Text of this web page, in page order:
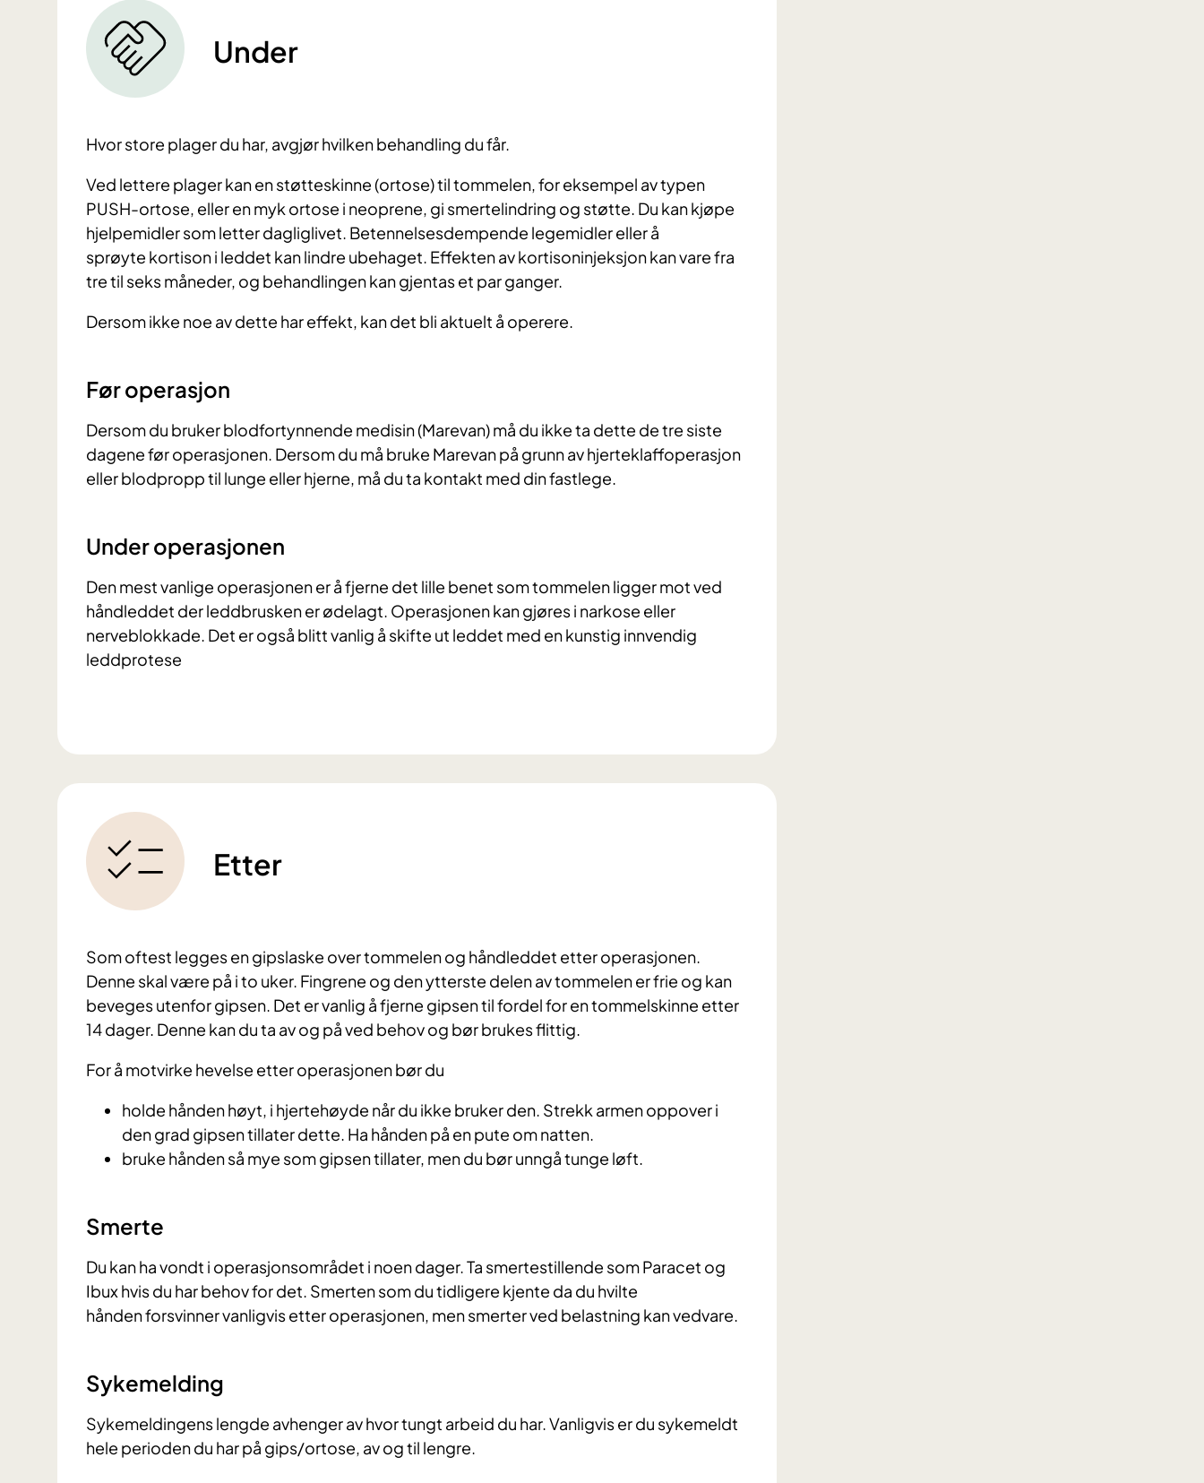
Under
Hvor store plager du har, avgjør hvilken behandling du får.
Ved lettere plager kan en støtteskinne (ortose) til tommelen, for eksempel av typen
PUSH-ortose, eller en myk ortose i neoprene, gi smertelindring og støtte. Du kan kjøpe
hjelpemidler som letter dagliglivet. Betennelsesdempende legemidler eller å
sprøyte kortison i leddet kan lindre ubehaget. Effekten av kortisoninjeksjon kan vare fra
tre til seks måneder, og behandlingen kan gjentas et par ganger.
Dersom ikke noe av dette har effekt, kan det bli aktuelt å operere.
Før operasjon
Dersom du bruker blodfortynnende medisin (Marevan) må du ikke ta dette de tre siste
dagene før operasjonen. Dersom du må bruke Marevan på grunn av hjerteklaffoperasjon
eller blodpropp til lunge eller hjerne, må du ta kontakt med din fastlege.
Under operasjonen
Den mest vanlige operasjonen er å fjerne det lille benet som tommelen ligger mot ved
håndleddet der leddbrusken er ødelagt. Operasjonen kan gjøres i narkose eller
nerveblokkade. Det er også blitt vanlig å skifte ut leddet med en kunstig innvendig
leddprotese
Etter
Som oftest legges en gipslaske over tommelen og håndleddet etter operasjonen.
Denne skal være på i to uker. Fingrene og den ytterste delen av tommelen er frie og kan
beveges utenfor gipsen. Det er vanlig å fjerne gipsen til fordel for en tommelskinne etter
14 dager. Denne kan du ta av og på ved behov og bør brukes flittig.
For å motvirke hevelse etter operasjonen bør du
holde hånden høyt, i hjertehøyde når du ikke bruker den. Strekk armen oppover i
den grad gipsen tillater dette. Ha hånden på en pute om natten.
bruke hånden så mye som gipsen tillater, men du bør unngå tunge løft.
Smerte
Du kan ha vondt i operasjonsområdet i noen dager. Ta smertestillende som Paracet og
Ibux hvis du har behov for det. Smerten som du tidligere kjente da du hvilte
hånden forsvinner vanligvis etter operasjonen, men smerter ved belastning kan vedvare.
Sykemelding
Sykemeldingens lengde avhenger av hvor tungt arbeid du har. Vanligvis er du sykemeldt
hele perioden du har på gips/ortose, av og til lengre.